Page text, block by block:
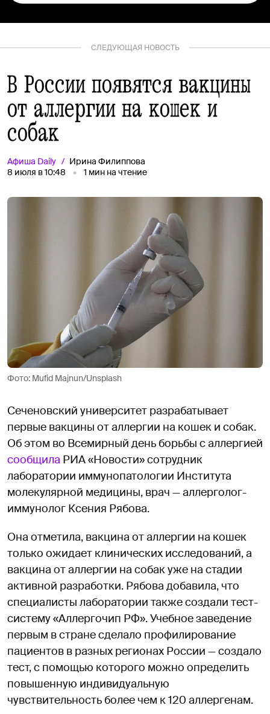
СЛЕДУЮЩАЯ НОВОСТЬ
В России появятся вакцины
от аллергии на кошек и
собак
Афиша Daily
Ирина Филиппова
8 июля в 10:48
1 мин на чтение
Фото: Mufid Majnun/Unsplash
Сеченовский университет разрабатывает
первые вакцины от аллергии на кошек и собак.
Об этом во Всемирный день борьбы с аллергией
сообщила РИА «Новости» сотрудник
лаборатории иммунопатологии Института
молекулярной медицины, врач — аллерголог-
иммунолог Ксения Рябова.
Она отметила, вакцина от аллергии на кошек
только ожидает клинических исследований, а
вакцина от аллергии на собак уже на стадии
активной разработки. Рябова добавила, что
специалисты лаборатории также создали тест-
систему «Аллергочип РФ». Учебное заведение
первым в стране сделало профилирование
пациентов в разных регионах России — создало
тест, с помощью которого можно определить
повышенную индивидуальную
чувствительность более чем к 120 аллергенам.